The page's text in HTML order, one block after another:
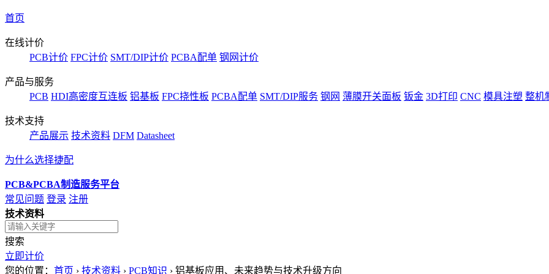
首页
在线计价
PCB计价 FPC计价 SMT/DIP计价 PCBA配单 钢网计价
产品与服务
PCB HDI高密度互连板 铝基板 FPC挠性板 PCBA配单 SMT/DIP服务 钢网 薄膜开关面板 钣金 3D打印 CNC 模具注塑 整机
技术支持
产品展示 技术资料 DFM Datasheet
为什么选择捷配
PCB&PCBA制造服务平台
常见问题 登录 注册
技术资料
搜索
立即计价
您的位置： 首页 › 技术资料 › PCB知识 › 铝基板应用、未来趋势与技术升级方向